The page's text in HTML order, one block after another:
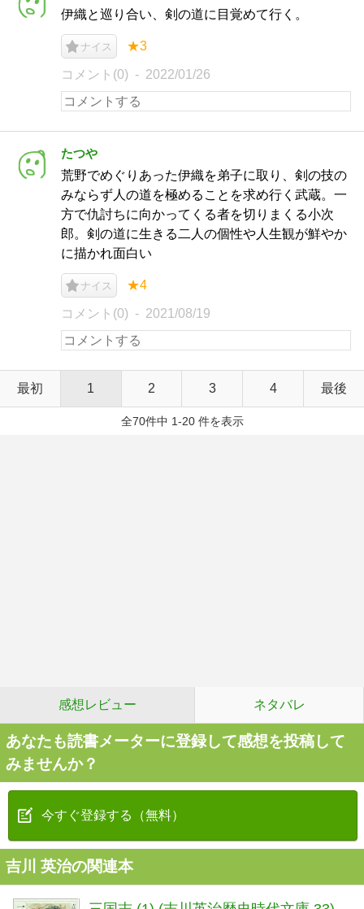
伊織と巡り合い、剣の道に目覚めて行く。
ナイス ★3
コメント(0) 2022/01/26
たつや
荒野でめぐりあった伊織を弟子に取り、剣の技の
みならず人の道を極めることを求め行く武蔵。一
方で仇討ちに向かってくる者を切りまくる小次
郎。剣の道に生きる二人の個性や人生観が鮮やか
に描かれ面白い
ナイス ★4
コメント(0) 2021/08/19
最初 1 2 3 4 最後
全70件中 1-20 件を表示
感想レビュー ネタバレ
あなたも読書メーターに登録して感想を投稿して
みませんか？
今すぐ登録する（無料）
吉川 英治の関連本